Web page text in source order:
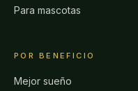
Para mascotas
POR BENEFICIO
Mejor sueño